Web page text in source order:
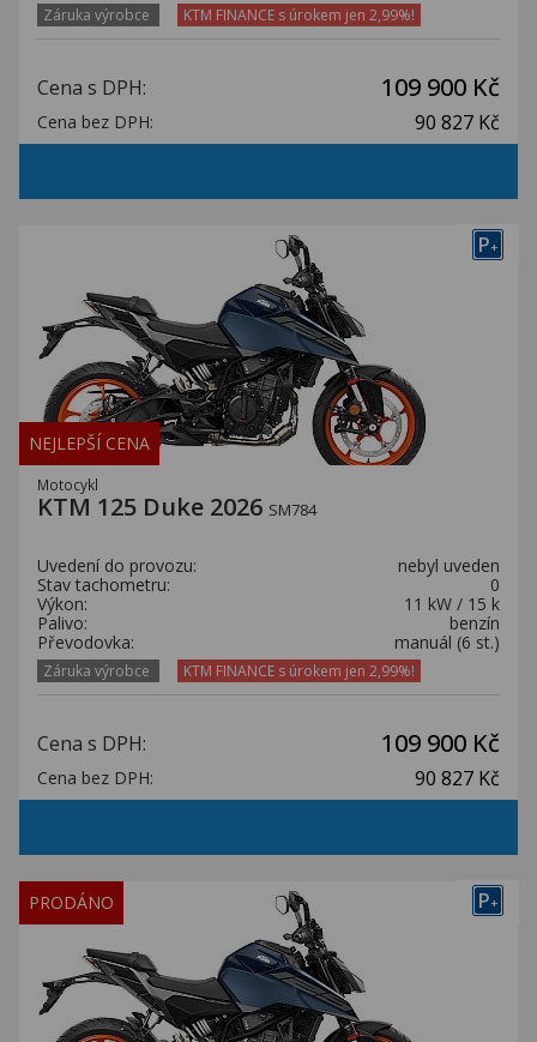
Záruka výrobce KTM FINANCE s úrokem jen 2,99%!
Cena s DPH: 109 900 Kč
Cena bez DPH: 90 827 Kč
P+
NEJLEPŠÍ CENA
Motocykl
KTM 125 Duke 2026 SM784
Uvedení do provozu:
nebyl uveden
Stav tachometru:
0
Výkon:
11 kW / 15 k
Palivo:
benzín
Převodovka:
manuál (6 st.)
Záruka výrobce KTM FINANCE s úrokem jen 2,99%!
Cena s DPH: 109 900 Kč
Cena bez DPH: 90 827 Kč
P+
PRODÁNO